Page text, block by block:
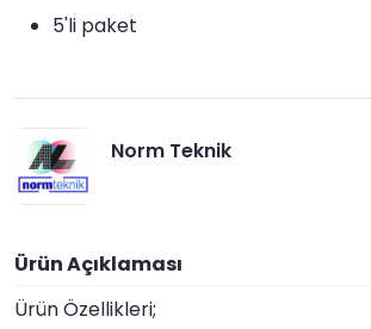
5'li paket
Norm Teknik
Ürün Açıklaması
Ürün Özellikleri;